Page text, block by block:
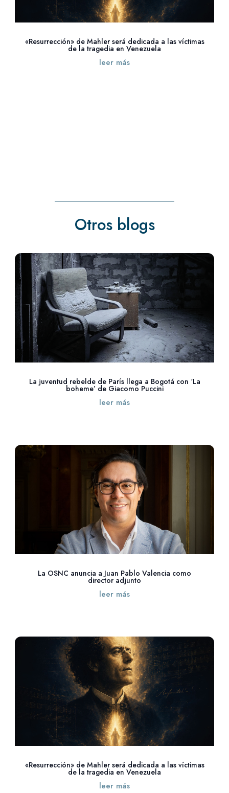
«Resurrección» de Mahler será dedicada a las víctimas
de la tragedia en Venezuela
leer más
Otros blogs
La juventud rebelde de París llega a Bogotá con ‘La
boheme’ de Giacomo Puccini
leer más
La OSNC anuncia a Juan Pablo Valencia como
director adjunto
leer más
«Resurrección» de Mahler será dedicada a las víctimas
de la tragedia en Venezuela
leer más